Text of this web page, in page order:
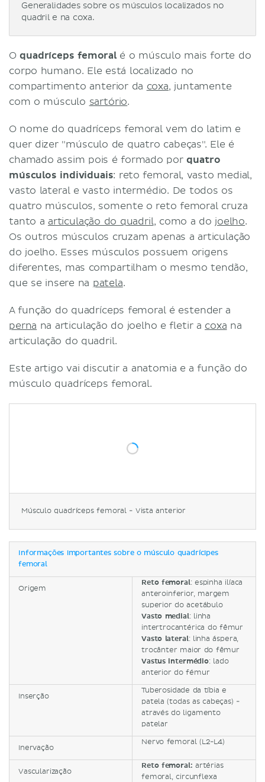
Generalidades sobre os músculos localizados no
quadril e na coxa.
Músculo quadríceps femoral - Vista anterior
Oquadríceps femoralé o músculo mais forte do
corpo humano. Ele está localizado no
compartimento anterior da coxa, juntamente
com o músculo sartório.
O nome do quadríceps femoral vem do latim e
quer dizer "músculo de quatro cabeças". Ele é
chamado assim pois é formado porquatro
músculos individuais: reto femoral, vasto medial,
vasto lateral e vasto intermédio. De todos os
quatro músculos, somente o reto femoral cruza
tanto a articulação do quadril, como a do joelho.
Os outros músculos cruzam apenas a articulação
do joelho. Esses músculos possuem origens
diferentes, mas compartilham o mesmo tendão,
que se insere na patela.
A função do quadríceps femoral é estender a
perna na articulação do joelho e fletir a coxa na
articulação do quadril.
Este artigo vai discutir a anatomia e a função do
músculo quadríceps femoral.
Informações importantes sobre o músculo quadrícipes
femoral
Origem
Reto femoral: espinha ilíaca
anteroinferior, margem
superior do acetábulo
Vasto medial: linha
intertrocantérica do fêmur
Vasto lateral: linha áspera,
trocânter maior do fêmur
Vastus intermédio: lado
anterior do fémur
Inserção
Tuberosidade da tíbia e
patela (todas as cabeças) -
através do ligamento
patelar
Inervação
Nervo femoral (L2-L4)
Vascularização
Reto femoral: artérias
femoral, circunflexa